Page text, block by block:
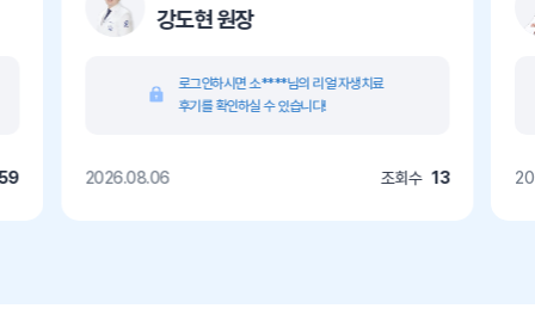
강도현 원장
로그인하시면 소****님의 리얼 자생치료
후기를 확인하실 수 있습니다!
2026.08.06 조회수 13